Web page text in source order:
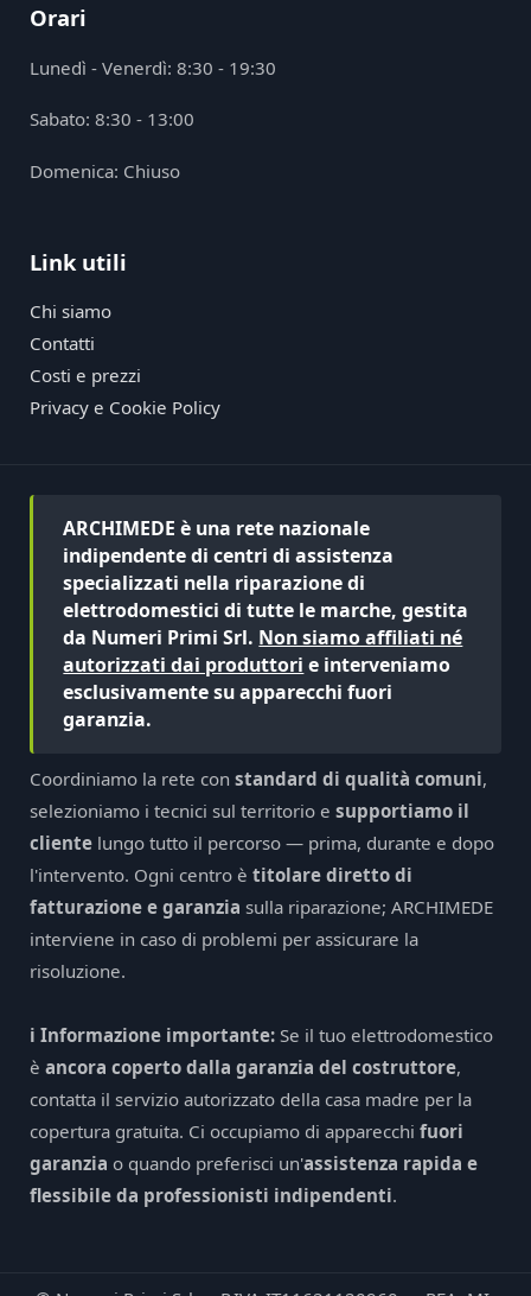
Orari
Lunedì - Venerdì: 8:30 - 19:30
Sabato: 8:30 - 13:00
Domenica: Chiuso
Link utili
Chi siamo
Contatti
Costi e prezzi
Privacy e Cookie Policy
ARCHIMEDE è una rete nazionale
indipendente di centri di assistenza
specializzati nella riparazione di
elettrodomestici di tutte le marche, gestita
da Numeri Primi Srl. Non siamo affiliati né
autorizzati dai produttori e interveniamo
esclusivamente su apparecchi fuori
garanzia.
Coordiniamo la rete constandard di qualità comuni,
selezioniamo i tecnici sul territorio esupportiamo il
cliente lungo tutto il percorso — prima, durante e dopo
l'intervento. Ogni centro ètitolare diretto di
fatturazione e garanzia sulla riparazione; ARCHIMEDE
interviene in caso di problemi per assicurare la
risoluzione.
ℹ️ Informazione importante: Se il tuo elettrodomestico
èancora coperto dalla garanzia del costruttore,
contatta il servizio autorizzato della casa madre per la
copertura gratuita. Ci occupiamo di apparecchifuori
garanzia o quando preferisci un'assistenza rapida e
flessibile da professionisti indipendenti.